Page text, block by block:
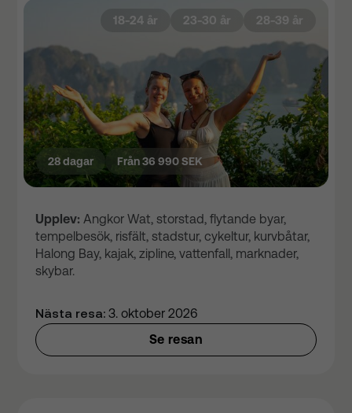
18-24 år 23-30 år 28-39 år
28 dagar Från 36 990 SEK
Upplev: Angkor Wat, storstad, flytande byar,
tempelbesök, risfält, stadstur, cykeltur, kurvbåtar,
Halong Bay, kajak, zipline, vattenfall, marknader,
skybar.
Nästa resa: 3. oktober 2026
Se resan